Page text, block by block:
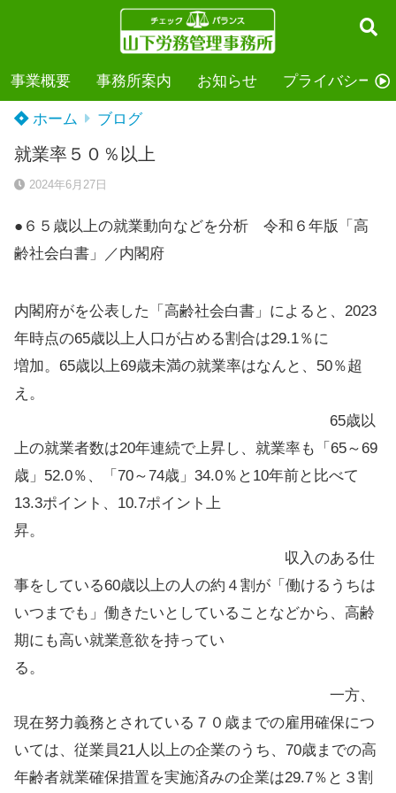
事業概要 事務所案内 お知らせ プライバシーポ
ホーム ブログ
就業率５０％以上
2024年6月27日
●６５歳以上の就業動向などを分析 令和６年版「高
齢社会白書」／内閣府
内閣府がを公表した「高齢社会白書」によると、2023
年時点の65歳以上人口が占める割合は29.1％に
増加。65歳以上69歳未満の就業率はなんと、50％超
え。
65歳以
上の就業者数は20年連続で上昇し、就業率も「65～69
歳」52.0％、「70～74歳」34.0％と10年前と比べて
13.3ポイント、10.7ポイント上
昇。
収入のある仕
事をしている60歳以上の人の約４割が「働けるうちは
いつまでも」働きたいとしていることなどから、高齢
期にも高い就業意欲を持ってい
る。
一方、
現在努力義務とされている７０歳までの雇用確保につ
いては、従業員21人以上の企業のうち、70歳までの高
年齢者就業確保措置を実施済みの企業は29.7％と３割